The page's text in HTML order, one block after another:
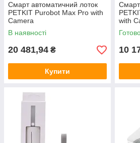
Смарт автоматичний лоток
PETKIT Purobot Max Pro with
Camera
В наявності
20 481,94 ₴
Купити
Смарт
with
10